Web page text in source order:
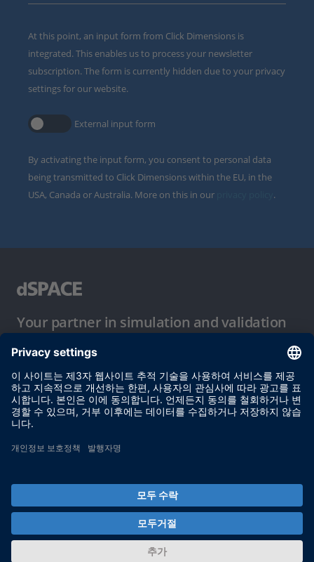
At this point, an input form from Click Dimensions is
integrated. This enables us to process your newsletter
subscription. The form is currently hidden due to your privacy
settings for our website.
External input form
By activating the input form, you consent to personal data
being transmitted to Click Dimensions within the EU, in the
USA, Canada or Australia. More on this in our
.
Your partner in simulation and validation
이용 약관
개인정보 보호정책
발행자 정보